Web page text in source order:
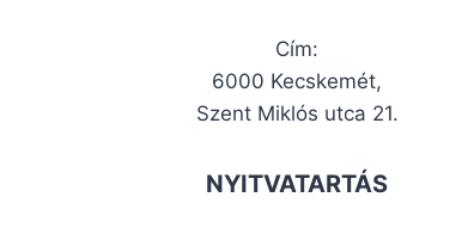
Cím:
6000 Kecskemét,
Szent Miklós utca 21.
NYITVATARTÁS